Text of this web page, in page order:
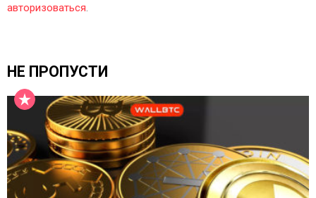
авторизоваться.
НЕ ПРОПУСТИ